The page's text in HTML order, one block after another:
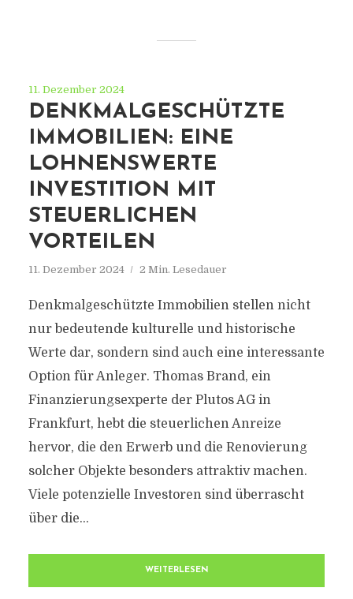
11. Dezember 2024
DENKMALGESCHÜTZTE
IMMOBILIEN: EINE
LOHNENSWERTE
INVESTITION MIT
STEUERLICHEN
VORTEILEN
11. Dezember 2024 2 Min. Lesedauer
Denkmalgeschützte Immobilien stellen nicht
nur bedeutende kulturelle und historische
Werte dar, sondern sind auch eine interessante
Option für Anleger. Thomas Brand, ein
Finanzierungsexperte der Plutos AG in
Frankfurt, hebt die steuerlichen Anreize
hervor, die den Erwerb und die Renovierung
solcher Objekte besonders attraktiv machen.
Viele potenzielle Investoren sind überrascht
über die...
WEITERLESEN